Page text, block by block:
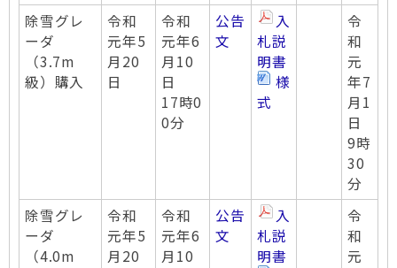
除雪グレ
ーダ
（3.7m
級）購入
令和
元年5
月20
日
令和
元年6
月10
日
17時0
0分
公告
文
入
札説
明書
様
式
令
和
元
年7
月1
日
9時
30
分
除雪グレ
ーダ
（4.0m
令和
元年5
月20
令和
元年6
月10
公告
文
入
札説
明書
令
和
元